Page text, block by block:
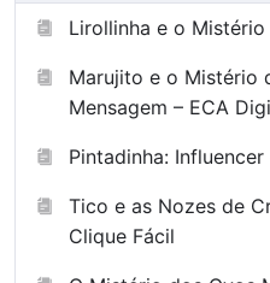
EcoKids, não
entretenimento;
de
Digital ECA
e na
Preparem as mochilas,
Lirollinha e o
Marujito e o Mistério
Mensagem – ECA
Pintadinha:
Tico e as Nozes de
Clique Fácil